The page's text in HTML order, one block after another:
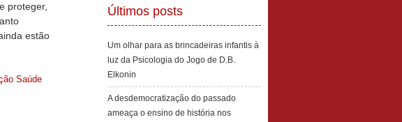
proteger,
estão
Saúde
Últimos posts
Um olhar para as brincadeiras infantis à
luz da Psicologia do Jogo de D.B.
Elkonin
A desdemocratização do passado
ameaça o ensino de história nos